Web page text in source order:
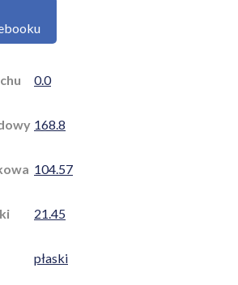
0.0
168.8
104.57
21.45
płaski